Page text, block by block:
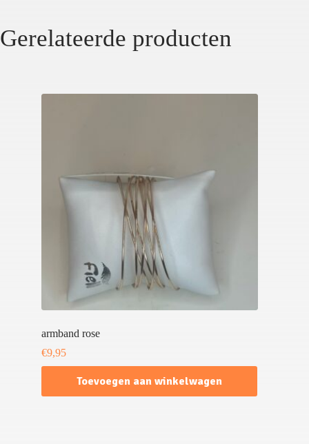
Gerelateerde producten
armband rose
€9,95
Toevoegen aan winkelwagen